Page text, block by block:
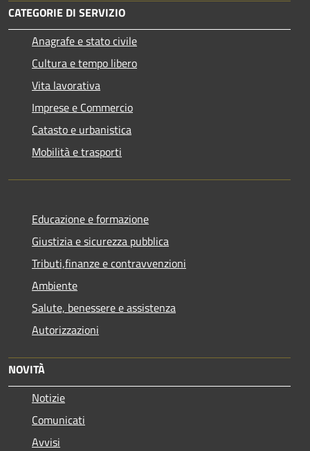
CATEGORIE DI SERVIZIO
Anagrafe e stato civile
Cultura e tempo libero
Vita lavorativa
Imprese e Commercio
Catasto e urbanistica
Mobilità e trasporti
Educazione e formazione
Giustizia e sicurezza pubblica
Tributi,finanze e contravvenzioni
Ambiente
Salute, benessere e assistenza
Autorizzazioni
NOVITÀ
Notizie
Comunicati
Avvisi